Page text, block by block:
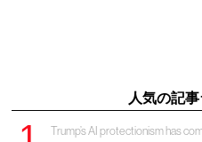
人気の記
Trump’s AI protectionism has